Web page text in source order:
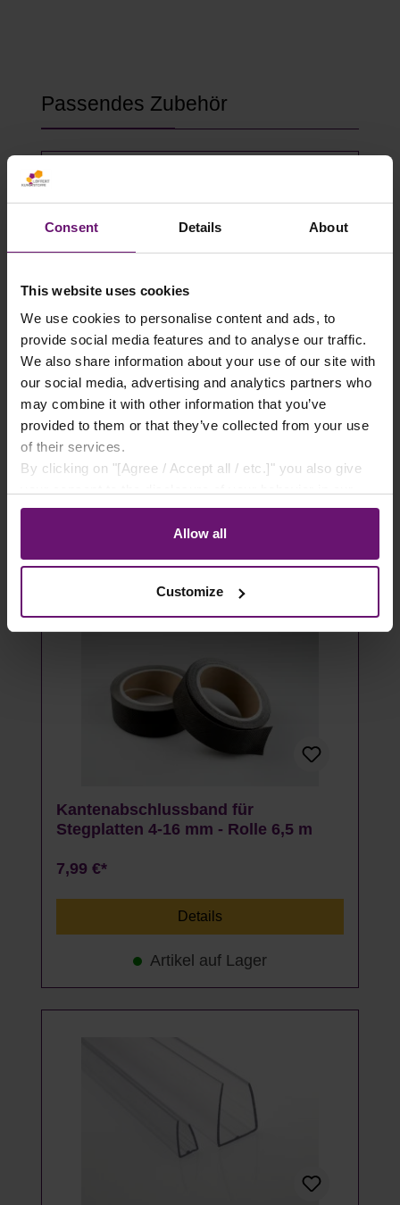
Consent Details About
This website uses cookies
We use cookies to personalise content and ads, to
provide social media features and to analyse our traffic.
We also share information about your use of our site with
our social media, advertising and analytics partners who
may combine it with other information that you’ve
provided to them or that they’ve collected from your use
of their services.
By clicking on "[Agree / Accept all / etc.]" you also give
store to our partner, shopware AG (Ebbinghoff 10, 48624
Schöppingen, Germany), which cannot assign this data
to you personally, but may process it for its own
Allow all
Customize
Produktgalerie überspringen
Passendes Zubehör
Gewächshausklammern 4 bis 10 mm
- 100 Stück
14,49 €*
Artikel ausverkauft
Kantenabschlussband für
Stegplatten 4-16 mm - Rolle 6,5 m
7,99 €*
Details
Artikel auf Lager